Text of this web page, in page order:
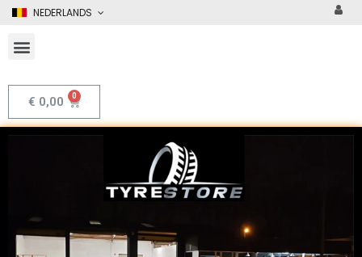
NEDERLANDS
€ 0,00